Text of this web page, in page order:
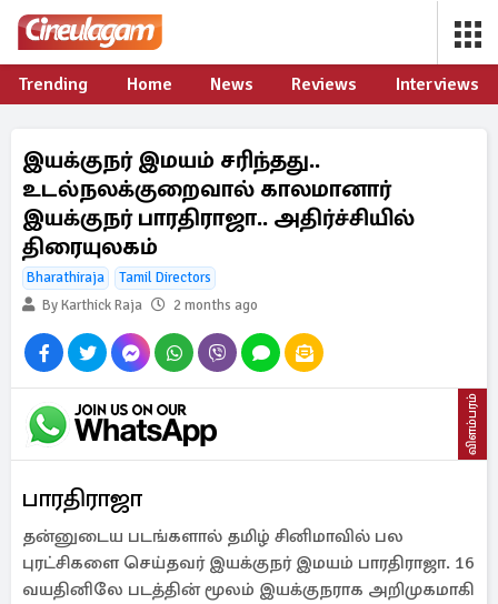
Trending Home News Reviews Interviews
இயக்குநர் இமயம் சரிந்தது..
உடல்நலக்குறைவால் காலமானார்
இயக்குநர் பாரதிராஜா.. அதிர்ச்சியில்
திரையுலகம்
Bharathiraja
Tamil Directors
By Karthick Raja
2 months ago
விளம்பரம்
பாரதிராஜா
தன்னுடைய படங்களால் தமிழ் சினிமாவில் பல
புரட்சிகளை செய்தவர் இயக்குநர் இமயம் பாரதிராஜா. 16
வயதினிலே படத்தின் மூலம் இயக்குநராக அறிமுகமாகி